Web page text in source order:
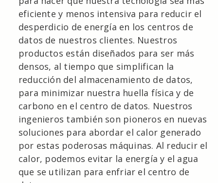
eficiente y menos intensiva para reducir el
desperdicio de energía en los centros de
datos de nuestros clientes. Nuestros
productos están diseñados para ser más
densos, al tiempo que simplifican la
reducción del almacenamiento de datos,
para minimizar nuestra huella física y de
carbono en el centro de datos. Nuestros
ingenieros también son pioneros en nuevas
soluciones para abordar el calor generado
por estas poderosas máquinas. Al reducir el
calor, podemos evitar la energía y el agua
que se utilizan para enfriar el centro de